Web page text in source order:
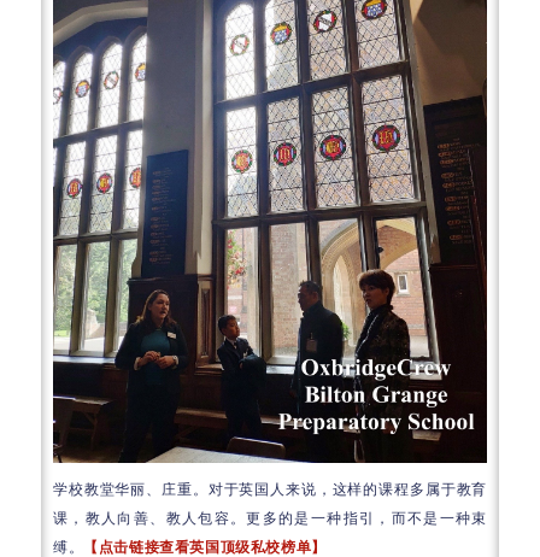
学校教堂华丽、庄重。对于英国人来说，这样的课程多属于教育
课，教人向善、教人包容。更多的是一种指引，而不是一种束
缚。
【点击链接查看英国顶级私校榜单】